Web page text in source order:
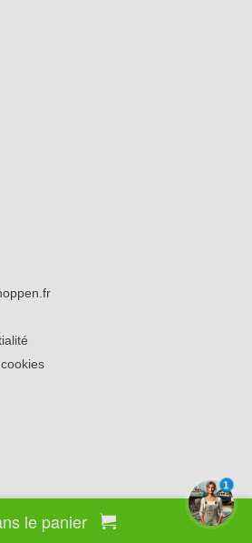
le panier
2026 Polyestershoppen bv
1